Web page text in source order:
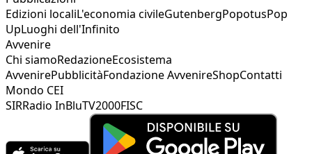
Edizioni localiL'economia civileGutenbergPopotusPop
UpLuoghi dell'Infinito
Avvenire
Chi siamoRedazioneEcosistema
AvvenirePubblicitàFondazione AvvenireShopContatti
Mondo CEI
SIRRadio InBluTV2000FISC